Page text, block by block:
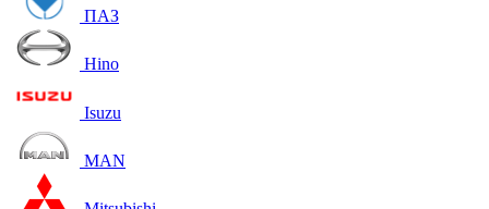
ПАЗ
Hino
Isuzu
MAN